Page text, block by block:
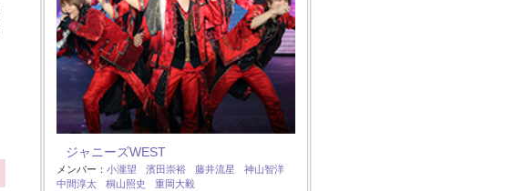
ジャニーズWEST
メンバー： 小瀧望 濱田崇裕 藤井流星
神山智洋
中間淳太
桐山照史
重岡大毅